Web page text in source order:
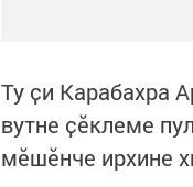
Ту ҫи Карабахра
вутне ҫӗклеме
мӗшӗнче ирхине